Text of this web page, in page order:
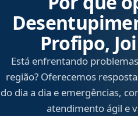
Profipo,
Está enfrentando
região? Oferecemos
do dia a dia e emergências,
atendimento ágil e